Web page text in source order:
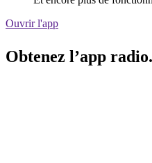
Ouvrir l'app
Obtenez l’app